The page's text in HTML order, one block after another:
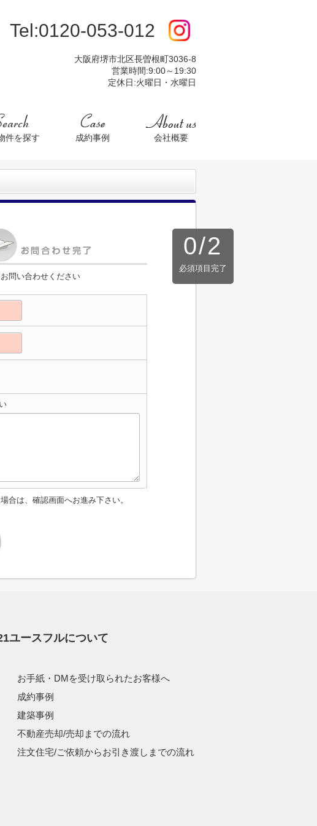
Tel:0120-053-012
大阪府堺市北区長曽根町3036-8
営業時間:9:00～19:30
定休日:火曜日・水曜日
件を探す 成約事例 会社概要
0/2
必須項目完了
問い合わせください
合は、確認画面へお進み下さい。
ユースフルについて
お手紙・DMを受け取られたお客様へ
成約事例
建築事例
不動産売却/売却までの流れ
注文住宅/ご依頼からお引き渡しまでの流れ